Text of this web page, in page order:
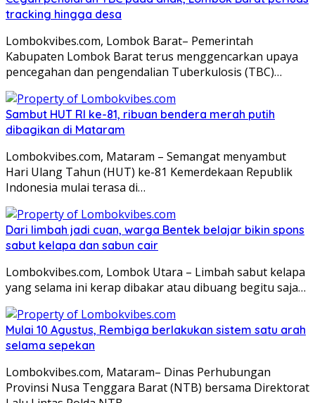
tracking hingga desa
Lombokvibes.com, Lombok Barat– Pemerintah
Kabupaten Lombok Barat terus menggencarkan upaya
pencegahan dan pengendalian Tuberkulosis (TBC)…
Sambut HUT RI ke-81, ribuan bendera merah putih
dibagikan di Mataram
Lombokvibes.com, Mataram – Semangat menyambut
Hari Ulang Tahun (HUT) ke-81 Kemerdekaan Republik
Indonesia mulai terasa di…
Dari limbah jadi cuan, warga Bentek belajar bikin spons
sabut kelapa dan sabun cair
Lombokvibes.com, Lombok Utara – Limbah sabut kelapa
yang selama ini kerap dibakar atau dibuang begitu saja…
Mulai 10 Agustus, Rembiga berlakukan sistem satu arah
selama sepekan
Lombokvibes.com, Mataram– Dinas Perhubungan
Provinsi Nusa Tenggara Barat (NTB) bersama Direktorat